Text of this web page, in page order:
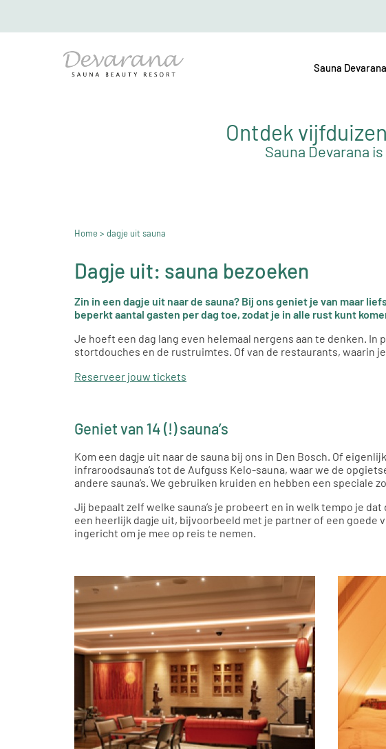
Sauna Devarana
Ontdek
Sauna Devarana
Home> dagje uit sauna
Dagje uit: sauna bezoeken
Zin in een dagje uit naar de sauna? Bij ons geniet je van maar
beperkt aantal gasten per dag toe, zodat je in alle rust kunt
Je hoeft een dag lang even helemaal nergens aan te denken. In
stortdouches en de rustruimtes. Of van de restaurants, waarin
Reserveer jouw tickets
Geniet van 14 (!) sauna’s
Kom een dagje uit naar de sauna bij ons in Den Bosch. Of
infraroodsauna’s tot de Aufguss Kelo-sauna, waar we de
andere sauna’s. We gebruiken kruiden en hebben een
Jij bepaalt zelf welke sauna’s je probeert en in welk tempo je
een heerlijk dagje uit, bijvoorbeeld met je partner of een goede
ingericht om je mee op reis te nemen.